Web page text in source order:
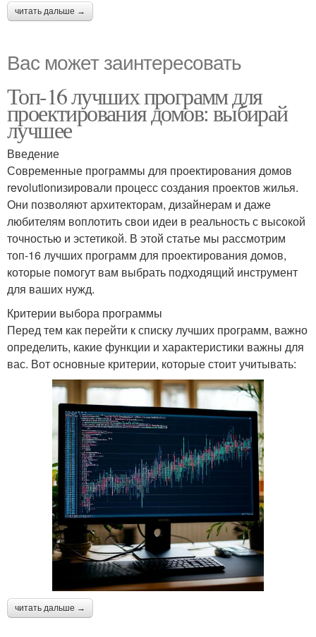
читать дальше →
Вас может заинтересовать
Топ-16 лучших программ для
проектирования домов: выбирай
лучшее
Введение
Современные программы для проектирования домов
revolutionизировали процесс создания проектов жилья.
Они позволяют архитекторам, дизайнерам и даже
любителям воплотить свои идеи в реальность с высокой
точностью и эстетикой. В этой статье мы рассмотрим
топ-16 лучших программ для проектирования домов,
которые помогут вам выбрать подходящий инструмент
для ваших нужд.
Критерии выбора программы
Перед тем как перейти к списку лучших программ, важно
определить, какие функции и характеристики важны для
вас. Вот основные критерии, которые стоит учитывать:
читать дальше →